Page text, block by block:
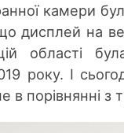
камери
дисплей на
області
року. І
в порівнянні